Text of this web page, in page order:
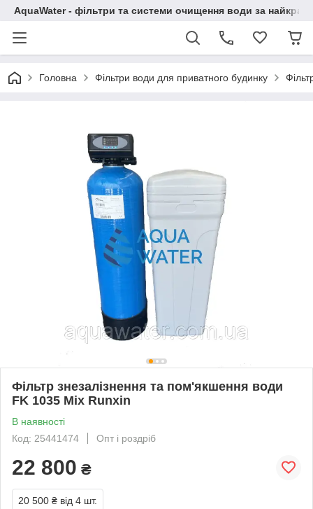
AquaWater - фільтри та системи очищення води за
Головна Фільтри води для приватного будинку
Фільтр знезалізнення та пом'якшення води
FK 1035 Mix Runxin
В наявності
Код: 25441474
Опт і роздріб
22 800 ₴
20 500 ₴ від 4 шт.